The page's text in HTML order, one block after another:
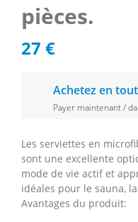
pièces.
27 €
Achetez en
Payer maintenant /
Les serviettes en
sont une excellente
mode de vie actif et
idéales pour le sauna,
Avantages du produit: